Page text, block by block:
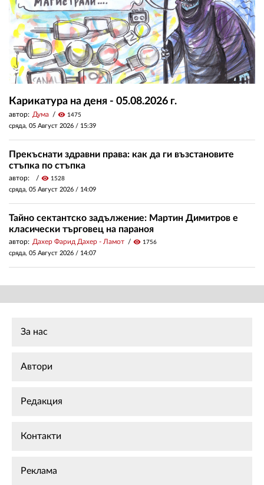
Карикатура на деня - 05.08.2026 г.
автор: Дума visibility 1475
сряда, 05 Август 2026 / 15:39
Прекъснати здравни права: как да ги възстановите
стъпка по стъпка
автор: visibility 1528
сряда, 05 Август 2026 / 14:09
Тайно сектантско задължение: Мартин Димитров е
класически търговец на параноя
автор: Дахер Фарид Дахер - Ламот visibility 1756
сряда, 05 Август 2026 / 14:07
За нас
Автори
Редакция
Контакти
Реклама